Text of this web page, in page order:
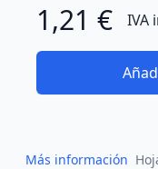
1,21 € IVA
Más información